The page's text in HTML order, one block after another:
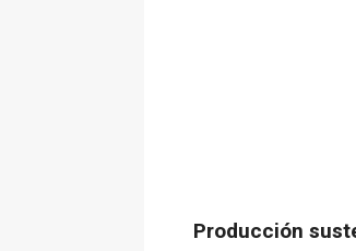
Producción